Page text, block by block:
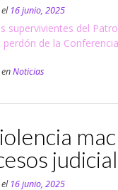
16 junio, 2025
supervivientes del
perdón de la
Noticias
16 junio, 2025